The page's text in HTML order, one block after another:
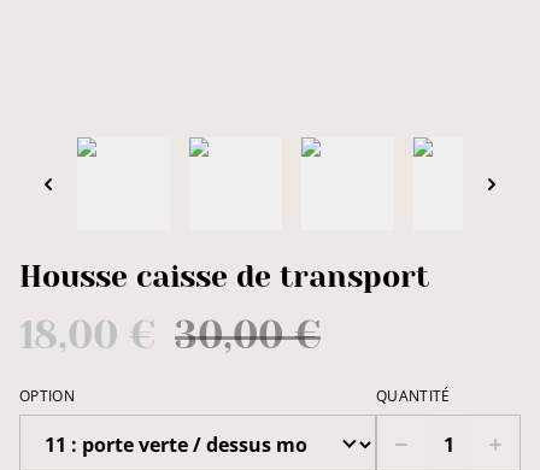
Housse caisse de transport
18,00 € 30,00 €
OPTION QUANTITÉ